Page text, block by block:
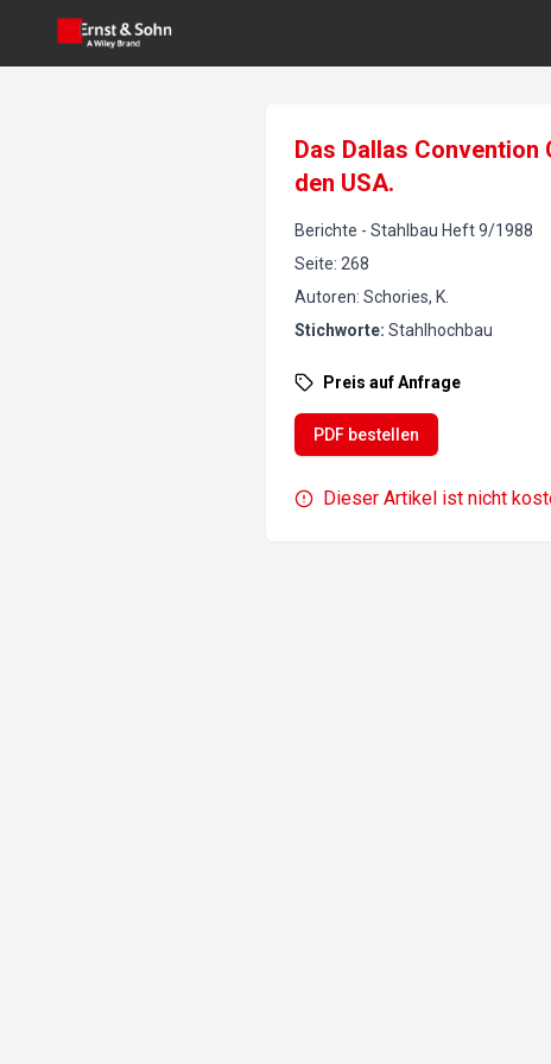
Das Dallas
den USA.
Berichte - Stahlbau Heft9/1988
Seite: 268
Autoren: Schories, K.
Stichworte: Stahlhochbau
Preis auf Anfrage
PDF bestellen
Dieser Artikel ist nicht